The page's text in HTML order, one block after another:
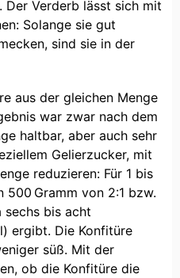
Der Verderb lässt sich mit
Solange sie gut
sind sie in der
aus der gleichen Menge
war zwar nach dem
haltbar, aber auch sehr
Gelierzucker, mit
reduzieren: Für 1 bis
500 Gramm von 2:1 bzw.
sechs bis acht
ergibt. Die Konfitüre
süß. Mit der
ob die Konfitüre die